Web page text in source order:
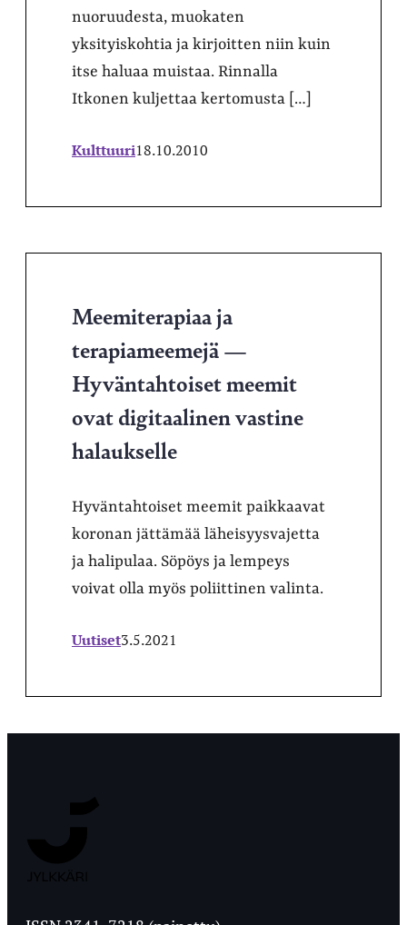
nuoruudesta, muokaten
yksityiskohtia ja kirjoitten niin kuin
itse haluaa muistaa. Rinnalla
Itkonen kuljettaa kertomusta […]
Kulttuuri18.10.2010
Meemiterapiaa ja
terapiameemejä —
Hyväntahtoiset meemit
ovat digitaalinen vastine
halaukselle
Hyväntahtoiset meemit paikkaavat
koronan jättämää läheisyysvajetta
ja halipulaa. Söpöys ja lempeys
voivat olla myös poliittinen valinta.
Uutiset3.5.2021
Ylioppilaslehti